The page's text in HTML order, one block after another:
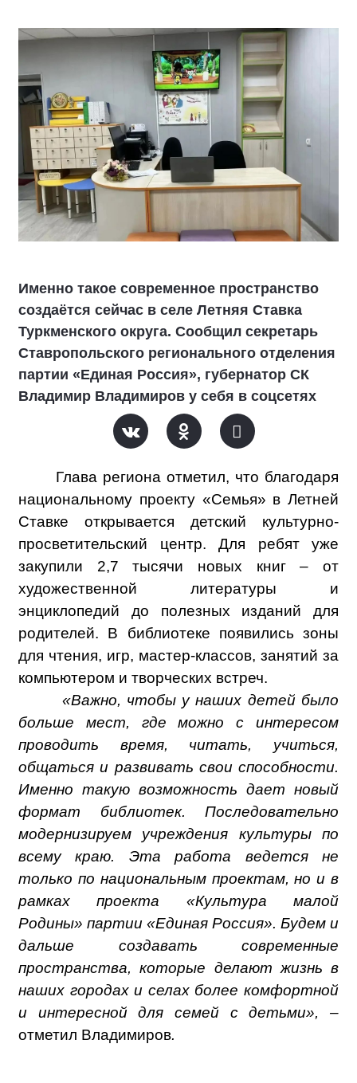
Именно такое современное пространство
создаётся сейчас в селе Летняя Ставка
Туркменского округа. Сообщил секретарь
Ставропольского регионального отделения
партии «Единая Россия», губернатор СК
Владимир Владимиров у себя в соцсетях
Глава региона отметил, что благодаря
национальному проекту «Семья» в Летней
Ставке открывается детский культурно-
просветительский центр. Для ребят уже
закупили 2,7 тысячи новых книг – от
художественной литературы и
энциклопедий до полезных изданий для
родителей. В библиотеке появились зоны
для чтения, игр, мастер-классов, занятий за
компьютером и творческих встреч.
«Важно, чтобы у наших детей было
больше мест, где можно с интересом
проводить время, читать, учиться,
общаться и развивать свои способности.
Именно такую возможность дает новый
формат библиотек. Последовательно
модернизируем учреждения культуры по
всему краю. Эта работа ведется не
только по национальным проектам, но и в
рамках проекта «Культура малой
Родины» партии «Единая Россия». Будем и
дальше создавать современные
пространства, которые делают жизнь в
наших городах и селах более комфортной
и интересной для семей с детьми», –
отметил Владимиров.